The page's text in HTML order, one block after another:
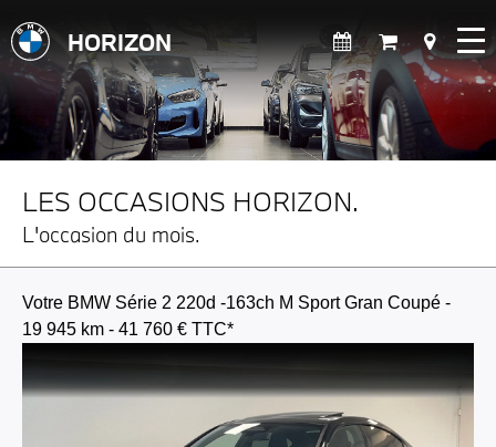
HORIZON
LES OCCASIONS HORIZON.
L'occasion du mois.
Votre BMW Série 2 220d -163ch M Sport Gran Coupé -
19 945 km - 41 760 € TTC*